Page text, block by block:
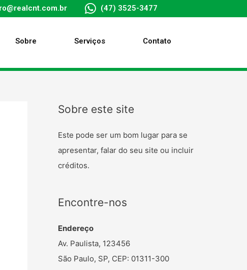
(47) 3525-3477
Sobre Serviços Contato
Sobre este site
Este pode ser um bom lugar para se
apresentar, falar do seu site ou incluir
créditos.
Encontre-nos
Endereço
Av. Paulista, 123456
São Paulo, SP, CEP: 01311-300